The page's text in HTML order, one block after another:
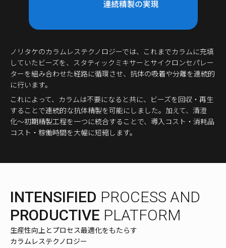
ノリタケのカラムレステクノロジーでは、これまでカラムに充填
していたビーズを、スタティックミキサーとサイクロンセパレー
ターを組み合わせた経路に循環させ、抗体の吸着や分離を連続的
に行います。
これによって、カラムは不要になると共に、ビーズを回収・再生
することで連続的な抗体精製を可能にしました。加えて、清澄
化〜初期精製工程を一つに統合することで、導入コスト・消耗品
コスト・稼働時間を大幅に短縮します。
INTENSIFIED PROCESS AND
PRODUCTIVE PLATFORM
生産性向上とプロセス最適化をもたらす
カラムレステクノロジー